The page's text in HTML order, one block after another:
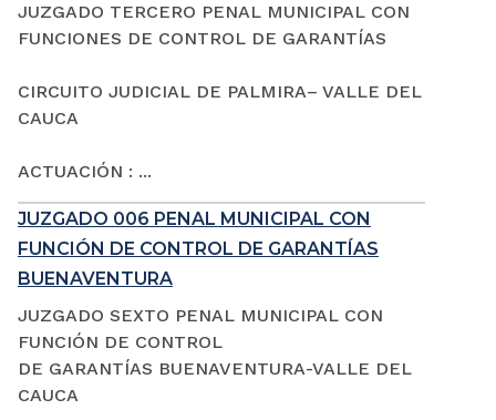
JUZGADO TERCERO PENAL MUNICIPAL CON
FUNCIONES DE CONTROL DE GARANTÍAS
CIRCUITO JUDICIAL DE PALMIRA– VALLE DEL
CAUCA
ACTUACIÓN : ...
JUZGADO 006 PENAL MUNICIPAL CON
FUNCIÓN DE CONTROL DE GARANTÍAS
BUENAVENTURA
JUZGADO SEXTO PENAL MUNICIPAL CON
FUNCIÓN DE CONTROL
DE GARANTÍAS BUENAVENTURA-VALLE DEL
CAUCA